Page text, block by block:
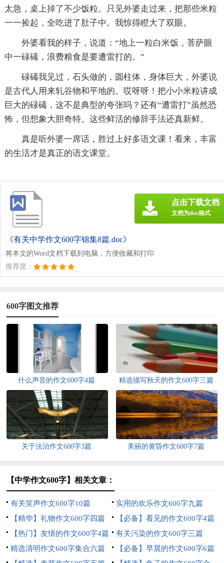
太急，桌上掉了不少饭粒。只见外婆走过来，把那些米粒
一一捡起，全吃进了肚子中。我惊得瞪大了双眼。
外婆看我的样子，说道：“地上一粒白米饭，菩萨眼
中一碌碡，浪费粮食是要遭雷打的。”
碌碡我见过，石头做的，圆柱体，身体巨大，外婆说
是古代人用来轧谷物和平地的。哎呀呀！把小小米粒讲成
巨大的碌碡，这不是典型的夸张吗？还有“遭雷打”虽然恐
怖，但想象大胆奇特。这些鲜活的修辞手法还真新鲜。
真是听外婆一席话，胜过上好多语文课！看来，丰富
的生活才是真正的语文课堂。
《有关中学作文600字锦集8篇.doc》
将本文的Word文档下载到电脑，方便收藏和打印
推荐度：
点击下载文档
文档为doc格式
600字图文推荐
什么声音的作文600字4篇 精选描写秋天的作文600字三篇
关于法治作文600字3篇 美丽的黄昏作文600字7篇
【中学作文600字】相关文章：
有关笑声作文600字10篇
实用的欢乐作文600字九篇
【精华】礼物作文600字四篇
【必备】看见的作文600字4篇
【热门】友情的作文600字4篇
有关污染的作文600字三篇
精选清明作文600字集合六篇
【必备】早晨的作文600字6篇